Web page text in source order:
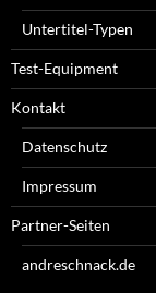
Untertitel-Typen
Test-Equipment
Kontakt
Datenschutz
Impressum
Partner-Seiten
andreschnack.de